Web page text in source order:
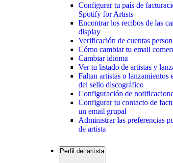
Configurar tu país de
Spotify for Artists
Encontrar los recibos de las
display
Verificación de cuentas
Cómo cambiar tu email
Cambiar idioma
Ver tu listado de artistas y
Faltan artistas o lanzamientos
del sello discográfico
Configuración de
Configurar tu contacto de
un email grupal
Administrar las preferencias
de artista
Perfil del artista